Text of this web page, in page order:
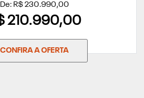
De: R$ 230.990,00
210.990,00
CONFIRA A OFERTA